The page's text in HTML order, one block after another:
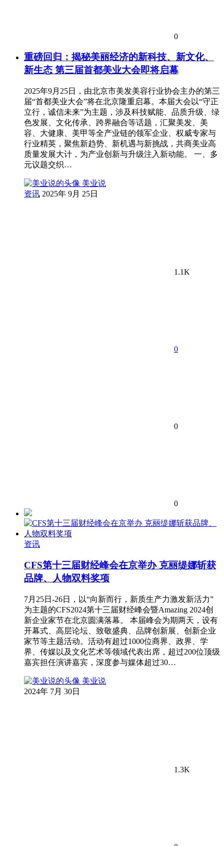
0
重磅回归：揭秘美丽经济的新科技、新文化、
新生态 第三届首都美业大会即将启幕
2025年9月25日，由北京市美发美容行业协会主办的第三
届“首都美业大会”将在北京隆重启幕。本届大会以“守正
立行，诚信未来”为主题，涉及科技赋能、品质升级、绿
色发展、文化传承、跨界融合等话题，汇聚美发、美
容、大健康、美甲等全产业链的领军企业、权威专家与
行业精英，聚焦新趋势、新机遇与新挑战，共商美业高
质量发展大计，为产业创新与升级注入新动能。 一、多
元议题交织…
美业说
资讯 2025年 9月 25日
1.1K
0
0
0
资讯
CFS第十三届财经峰会在京举办 克丽缇娜斩获
品牌、人物双料奖项
7月25日-26日，以“向新而行，新质生产力激发新活力”
为主题的CFS2024第十三届财经峰会暨Amazing 2024创
新企业家节在北京圆满落幕。 本届峰会为期两天，设有
开幕式、高层论坛、致敬盛典、品牌创新展、创新企业
家节等主题活动。活动有超过1000位商界、政界、学
界、传媒以及文化艺术等领域代表出席，超过200位顶级
嘉宾担任演讲嘉宾，深度参与媒体超过30…
美业说
2024年 7月 30日
1.3K